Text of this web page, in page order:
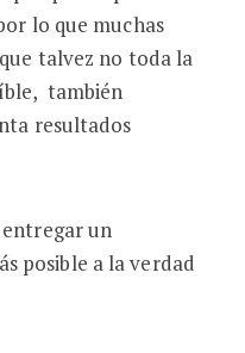
lo que muchas
talvez no toda la
también
resultados
un
posible a la verdad